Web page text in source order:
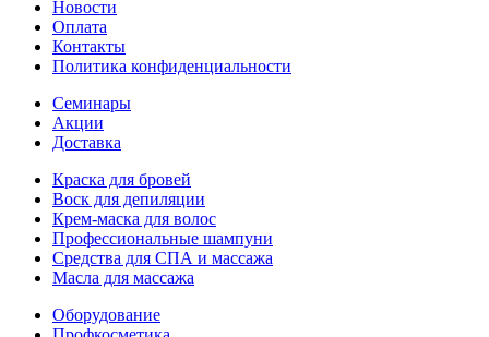
Новости
Оплата
Контакты
Политика конфиденциальности
Семинары
Акции
Доставка
Краска для бровей
Воск для депиляции
Крем-маска для волос
Профессиональные шампуни
Средства для СПА и массажа
Масла для массажа
Оборудование